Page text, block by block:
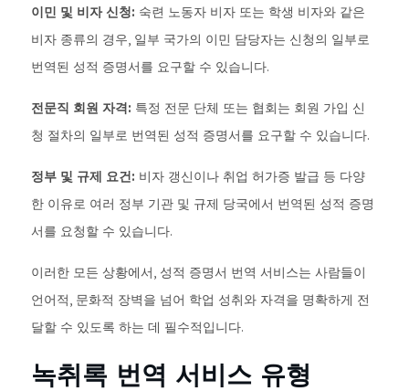
이민 및 비자 신청: 숙련 노동자 비자 또는 학생 비자와 같은
비자 종류의 경우, 일부 국가의 이민 담당자는 신청의 일부로
번역된 성적 증명서를 요구할 수 있습니다.
전문직 회원 자격: 특정 전문 단체 또는 협회는 회원 가입 신
청 절차의 일부로 번역된 성적 증명서를 요구할 수 있습니다.
정부 및 규제 요건: 비자 갱신이나 취업 허가증 발급 등 다양
한 이유로 여러 정부 기관 및 규제 당국에서 번역된 성적 증명
서를 요청할 수 있습니다.
이러한 모든 상황에서, 성적 증명서 번역 서비스는 사람들이
언어적, 문화적 장벽을 넘어 학업 성취와 자격을 명확하게 전
달할 수 있도록 하는 데 필수적입니다.
녹취록 번역 서비스 유형